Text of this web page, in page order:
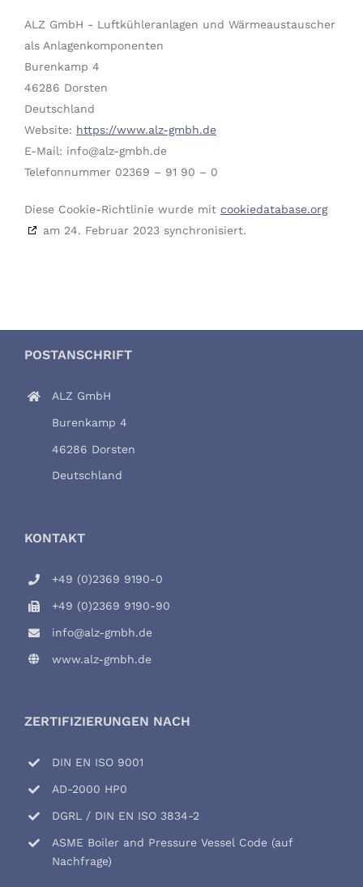
ALZ GmbH - Luftkühleranlagen und Wärmeaustauscher
als Anlagenkomponenten
Burenkamp 4
46286 Dorsten
Deutschland
Website: https://www.alz-gmbh.de
E-Mail: info@alz-gmbh.de
Telefonnummer 02369 – 91 90 – 0
Diese Cookie-Richtlinie wurde mit cookiedatabase.org
am 24. Februar 2023 synchronisiert.
POSTANSCHRIFT
ALZ GmbH
Burenkamp 4
46286 Dorsten
Deutschland
KONTAKT
+49 (0)2369 9190-0
+49 (0)2369 9190-90
info@alz-gmbh.de
www.alz-gmbh.de
ZERTIFIZIERUNGEN NACH
DIN EN ISO 9001
AD-2000 HP0
DGRL / DIN EN ISO 3834-2
ASME Boiler and Pressure Vessel Code (auf
Nachfrage)